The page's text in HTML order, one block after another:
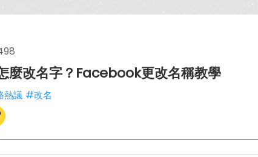
麼改名字？Facebook更改名稱教學
熱議 #改名